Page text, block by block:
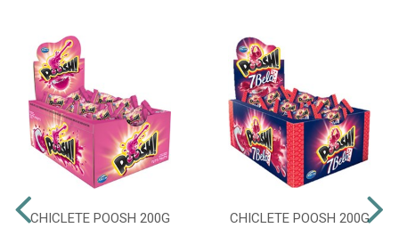
CHICLETE POOSH 200G
CHICLETE POOSH 200G